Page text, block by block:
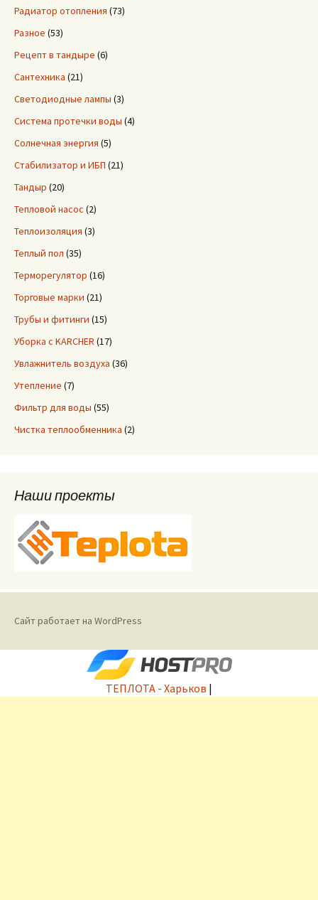
Радиатор отопления (73)
Разное (53)
Рецепт в тандыре (6)
Сантехника (21)
Светодиодные лампы (3)
Система протечки воды (4)
Солнечная энергия (5)
Стабилизатор и ИБП (21)
Тандыр (20)
Тепловой насос (2)
Теплоизоляция (3)
Теплый пол (35)
Терморегулятор (16)
Торговые марки (21)
Трубы и фитинги (15)
Уборка с KARCHER (17)
Увлажнитель воздуха (36)
Утепление (7)
Фильтр для воды (55)
Чистка теплообменника (2)
Наши проекты
Сайт работает на WordPress
ТЕПЛОТА - Харьков |